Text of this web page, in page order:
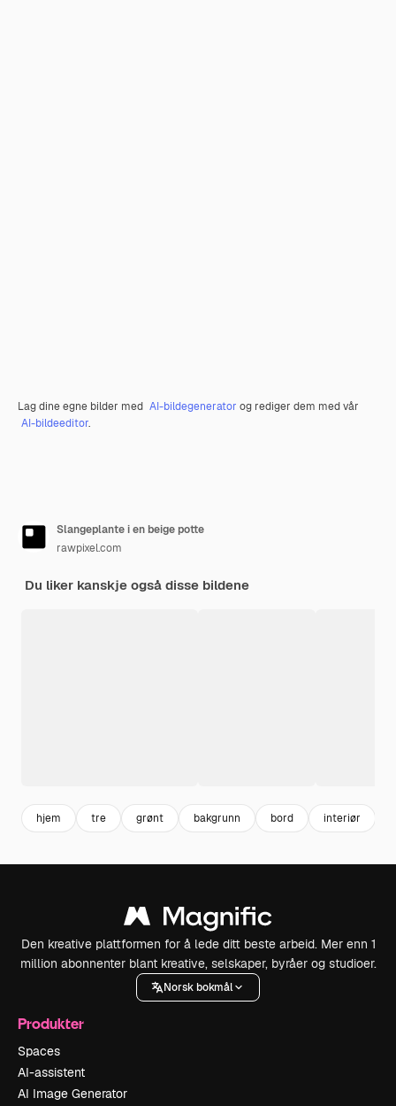
Lag dine egne bilder med AI-bildegenerator og rediger dem med vår
AI-bildeeditor.
Slangeplante i en beige potte
rawpixel.com
Du liker kanskje også disse bildene
hjem tre grønt bakgrunn bord interiør
Den kreative plattformen for å lede ditt beste arbeid. Mer enn 1
million abonnenter blant kreative, selskaper, byråer og studioer.
Norsk bokmål
Produkter
Spaces
AI-assistent
AI Image Generator